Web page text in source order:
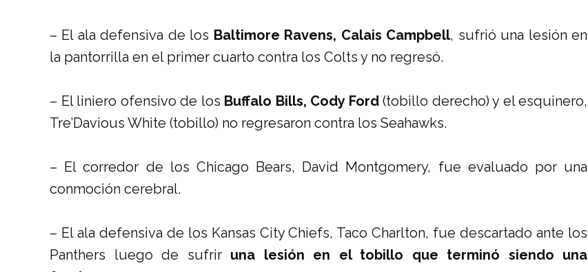
– El ala defensiva de los Baltimore Ravens, Calais Campbell, sufrió una lesión en
la pantorrilla en el primer cuarto contra los Colts y no regresó.
– El liniero ofensivo de los Buffalo Bills, Cody Ford(tobillo derecho) y el esquinero,
Tre’Davious White (tobillo) no regresaron contra los Seahawks.
– El corredor de los Chicago Bears, David Montgomery, fue evaluado por una
conmoción cerebral.
– El ala defensiva de los Kansas City Chiefs, Taco Charlton, fue descartado ante los
Panthers luego de sufrir una lesión en el tobillo que terminó siendo una